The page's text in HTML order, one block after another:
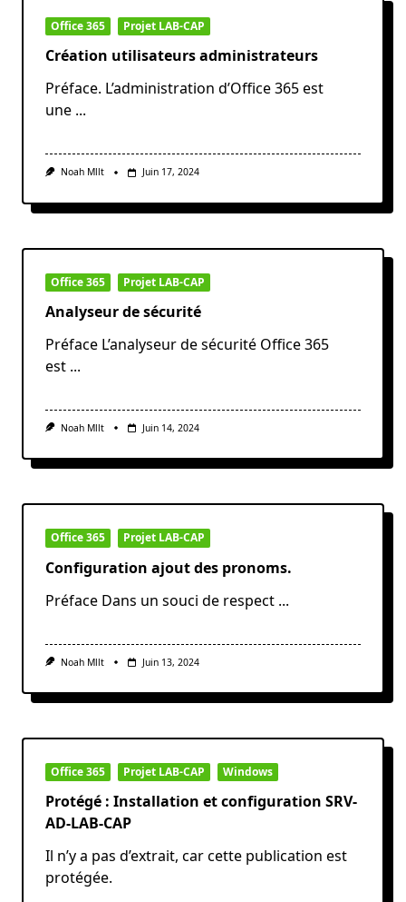
Office 365 Projet LAB-CAP
Création utilisateurs administrateurs
Préface. L’administration d’Office 365 est
une ...
Noah Mllt Juin 17, 2024
Office 365 Projet LAB-CAP
Analyseur de sécurité
Préface L’analyseur de sécurité Office 365
est ...
Noah Mllt Juin 14, 2024
Office 365 Projet LAB-CAP
Configuration ajout des pronoms.
Préface Dans un souci de respect ...
Noah Mllt Juin 13, 2024
Office 365 Projet LAB-CAP Windows
Protégé : Installation et configuration SRV-
AD-LAB-CAP
Il n’y a pas d’extrait, car cette publication est
protégée.